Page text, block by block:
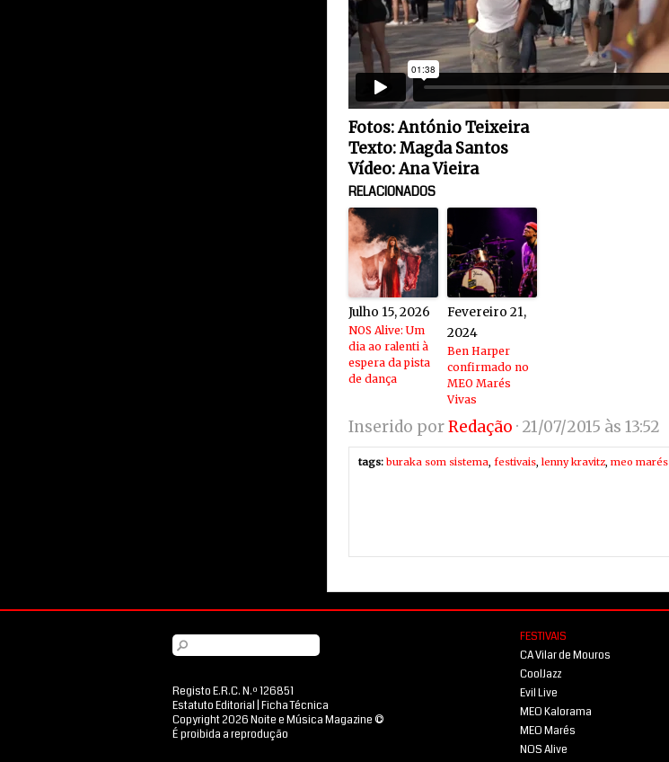
Fotos: António Teixeira
Texto: Magda Santos
Vídeo: Ana Vieira
RELACIONADOS
Julho 15, 2026
NOS Alive: Um
dia ao ralenti à
espera da pista
de dança
Fevereiro 21,
2024
Ben Harper
confirmado no
MEO Marés
Vivas
Inserido porRedação · 21/07/2015 às 13:52
tags: buraka som sistema, festivais, lenny kravitz, meo marés
Registo E.R.C. N.º 126851
Estatuto Editorial Ficha Técnica
Copyright 2026 Noite e Música Magazine ©
É proibida a reprodução
FESTIVAIS
CA Vilar de Mouros
CoolJazz
Evil Live
MEO Kalorama
MEO Marés
NOS Alive